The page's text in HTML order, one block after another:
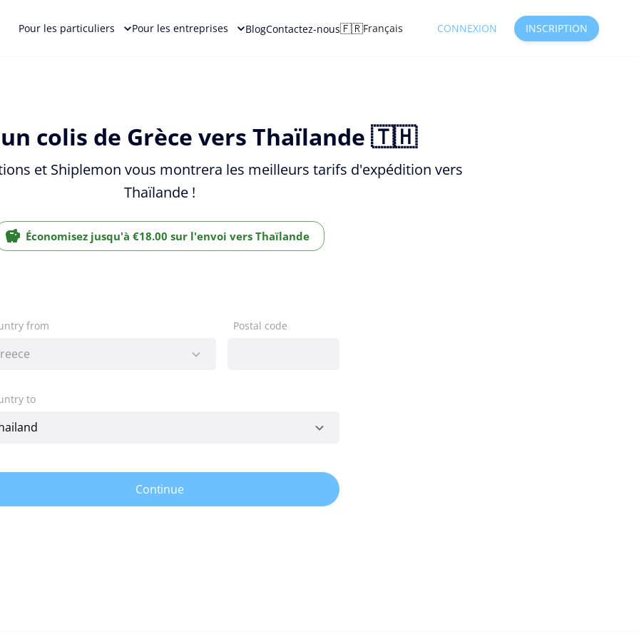
Pour les particuliers Pour les entreprises BlogContactez-nous🇫🇷Français CONNEXION INSCRIPTION
colis de Grèce vers Thaïlande 🇹🇭
et Shiplemon vous montrera les meilleurs tarifs d'expédition vers
Thaïlande !
Économisez jusqu'à €18.00 sur l'envoi vers Thaïlande
from Postal code
to
Continue